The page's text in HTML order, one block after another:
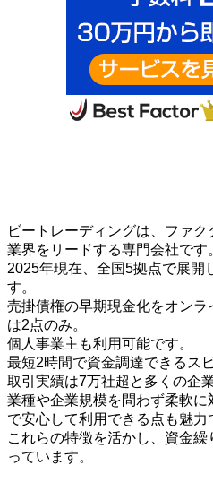
ビートレーディングは、ファ
業界をリードする専門会社です
2025年現在、全国5拠点で展開
す。
売掛債権の早期現金化をオン
は2点のみ。
個人事業主も利用可能です。
最短2時間で資金調達できるス
取引実績は7万社超と多くの企
業種や企業規模を問わず柔軟
で安心して利用できる点も魅力
これらの特徴を活かし、資金
っています。